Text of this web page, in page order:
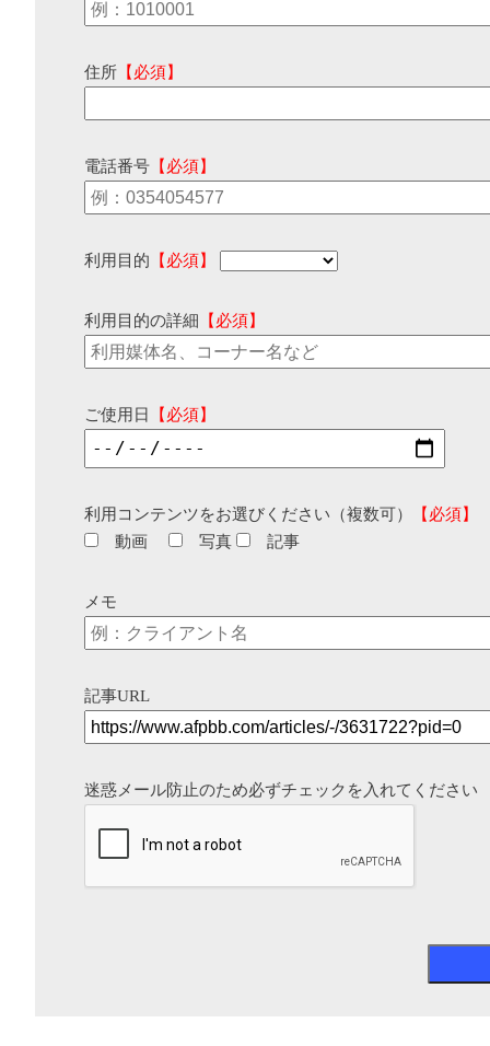
住所 【必須】
電話番号 【必須】
利用目的 【必須】
利用目的の詳細 【必須】
ご使用日 【必須】
利用コンテンツをお選びください（複数可）
【必須】
動画
写真 記事
メモ
記事URL
迷惑メール防止のため必ずチェックを入れてください